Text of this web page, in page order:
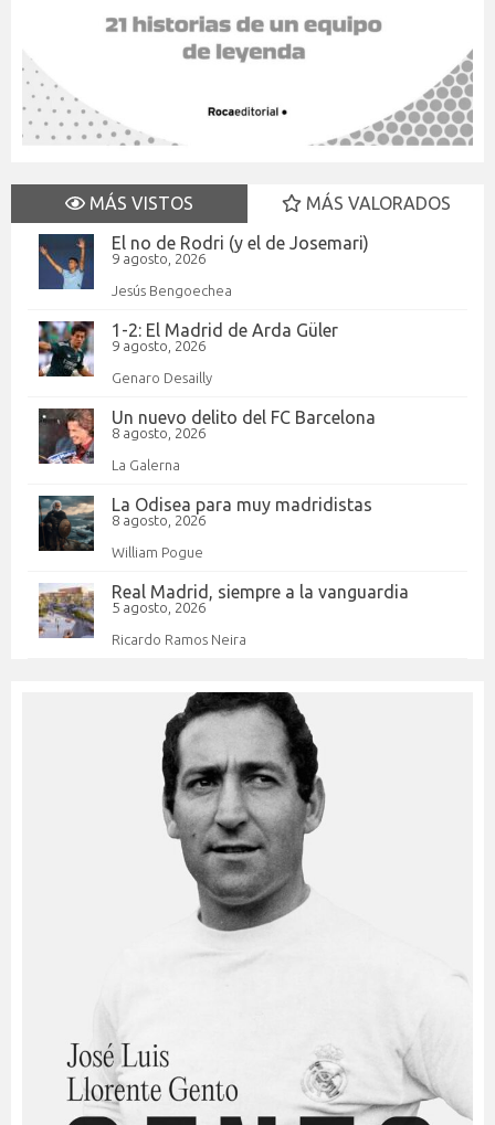
MÁS VISTOS
MÁS VALORADOS
El no de Rodri (y el de Josemari)
9 agosto, 2026
Jesús Bengoechea
1-2: El Madrid de Arda Güler
9 agosto, 2026
Genaro Desailly
Un nuevo delito del FC Barcelona
8 agosto, 2026
La Galerna
La Odisea para muy madridistas
8 agosto, 2026
William Pogue
Real Madrid, siempre a la vanguardia
5 agosto, 2026
Ricardo Ramos Neira